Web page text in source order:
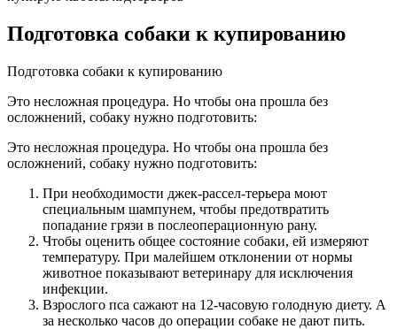
Подготовка собаки к купированию
Подготовка собаки к купированию
Это несложная процедура. Но чтобы она прошла без
осложнений, собаку нужно подготовить:
Это несложная процедура. Но чтобы она прошла без
осложнений, собаку нужно подготовить:
При необходимости джек-рассел-терьера моют
специальным шампунем, чтобы предотвратить
попадание грязи в послеоперационную рану.
Чтобы оценить общее состояние собаки, ей измеряют
температуру. При малейшем отклонении от нормы
животное показывают ветеринару для исключения
инфекции.
Взрослого пса сажают на 12-часовую голодную диету. А
за несколько часов до операции собаке не дают пить.